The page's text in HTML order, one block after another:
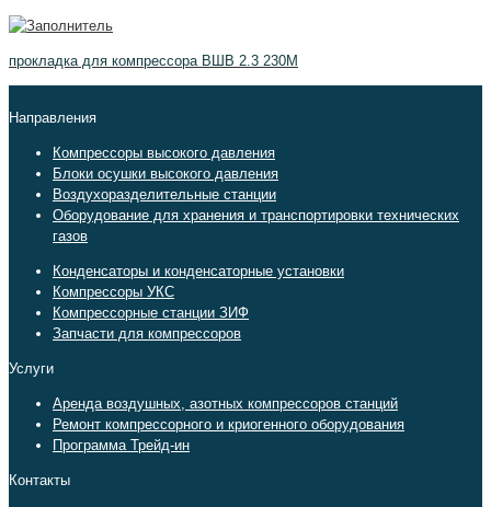
прокладка для компрессора ВШВ 2.3 230М
Направления
Компрессоры высокого давления
Блоки осушки высокого давления
Воздухоразделительные станции
Оборудование для хранения и транспортировки технических
газов
Конденсаторы и конденсаторные установки
Компрессоры УКС
Компрессорные станции ЗИФ
Запчасти для компрессоров
Услуги
Аренда воздушных, азотных компрессоров станций
Ремонт компрессорного и криогенного оборудования
Программа Трейд-ин
Контакты